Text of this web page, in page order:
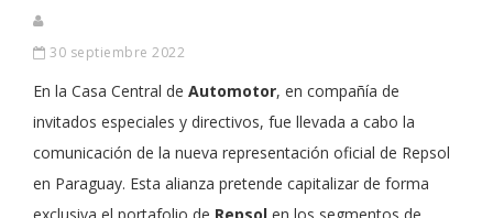
30 septiembre 2022
En la Casa Central de Automotor, en compañía de
invitados especiales y directivos, fue llevada a cabo la
comunicación de la nueva representación oficial de Repsol
en Paraguay. Esta alianza pretende capitalizar de forma